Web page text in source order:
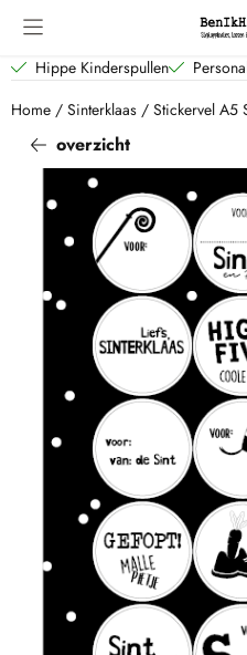
Cookievoorkeuren zijn
Hippe Kinderspullen
Home / Sinterklaas / Stickervel A5
overzicht